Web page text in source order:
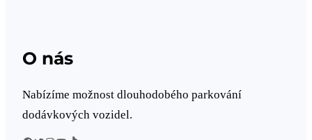
O nás
Nabízíme možnost dlouhodobého parkování
dodávkových vozidel.